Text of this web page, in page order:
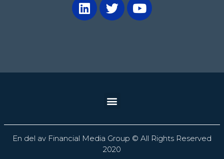
En del av Financial Media Group © All Rights Reserved
2020